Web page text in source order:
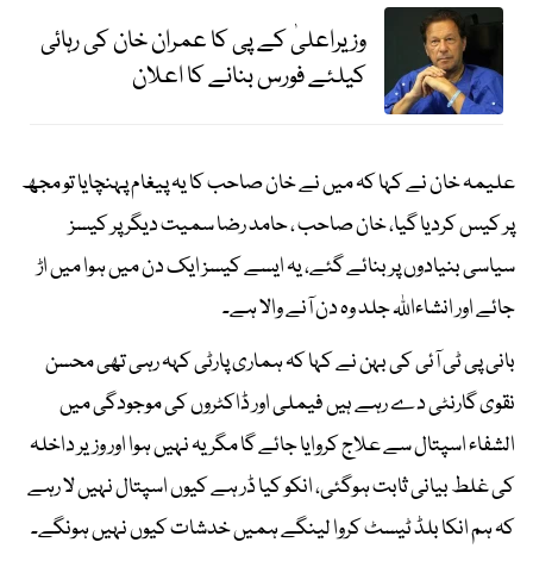
وزیراعلیٰ کے پی کا عمران خان کی رہائی
کیلئے فورس بنانے کا اعلان
علیمہ خان نے کہا کہ میں نے خان صاحب کا یہ پیغام پہنچایا تو مجھ
پر کیس کردیا گیا، خان صاحب ، حامد رضا سمیت دیگر پر کیسز
سیاسی بنیادوں پر بنائے گئے، یہ ایسے کیسز ایک دن میں ہوا میں اڑ
جائے اور انشاءاللہ جلد وہ دن آنے والا ہے۔
بانی پی ٹی آئی کی بہن نے کہا کہ ہماری پارٹی کہہ رہی تھی محسن
نقوی گارنٹی دے رہے ہیں فیملی اور ڈاکٹروں کی موجودگی میں
الشفاء اسپتال سے علاج کروایا جائے گا مگر یہ نہیں ہوا اور وزیر داخلہ
کی غلط بیانی ثابت ہوگئی، انکو کیا ڈر ہے کیوں اسپتال نہیں لا رہے
کہ ہم انکا بلڈ ٹیسٹ کروا لینگے ہمیں خدشات کیوں نہیں ہونگے۔